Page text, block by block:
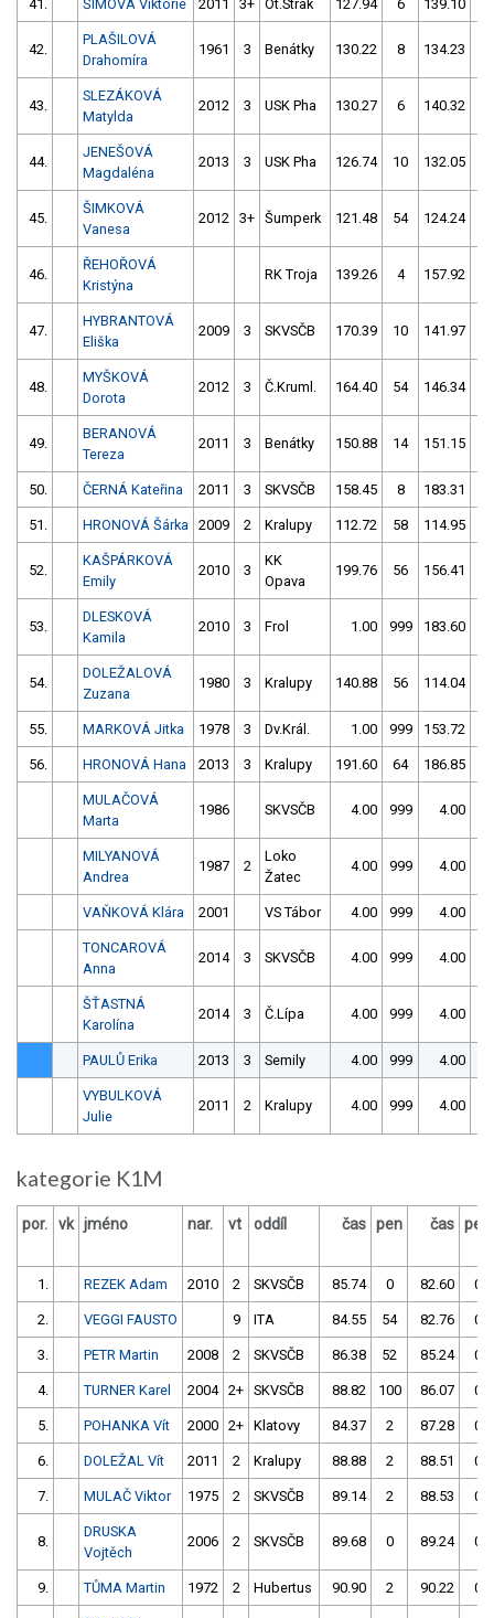
41. ŠÍMOVÁ Viktorie 2011 3+ Ot.Strak 127.94 6 139.10
42.
PLAŠILOVÁ
Drahomíra
1961 3 Benátky 130.22 8 134.23
43.
SLEZÁKOVÁ
Matylda
2012 3 USK Pha 130.27 6 140.32
44.
JENEŠOVÁ
Magdaléna
2013 3 USK Pha 126.74 10 132.05
45.
ŠIMKOVÁ
Vanesa
2012 3+ Šumperk 121.48 54 124.24
46.
ŘEHOŘOVÁ
Kristýna
RK Troja 139.26 4 157.92
47.
HYBRANTOVÁ
Eliška
2009 3 SKVSČB 170.39 10 141.97
48.
MYŠKOVÁ
Dorota
2012 3 Č.Kruml. 164.40 54 146.34
49.
BERANOVÁ
Tereza
2011 3 Benátky 150.88 14 151.15
50. ČERNÁ Kateřina 2011 3 SKVSČB 158.45 8 183.31
51. HRONOVÁ Šárka 2009 2 Kralupy 112.72 58 114.95
52.
KAŠPÁRKOVÁ
Emily
2010 3
KK
Opava
199.76 56 156.41
53.
DLESKOVÁ
Kamila
2010 3 Frol 1.00 999 183.60
54.
DOLEŽALOVÁ
Zuzana
1980 3 Kralupy 140.88 56 114.04
55. MARKOVÁ Jitka 1978 3 Dv.Král. 1.00 999 153.72
56. HRONOVÁ Hana 2013 3 Kralupy 191.60 64 186.85
MULAČOVÁ
Marta
1986 SKVSČB 4.00 999 4.00
MILYANOVÁ
Andrea
1987 2
Loko
Žatec
4.00 999 4.00
VAŇKOVÁ Klára 2001 VS Tábor 4.00 999 4.00
TONCAROVÁ
Anna
2014 3 SKVSČB 4.00 999 4.00
ŠŤASTNÁ
Karolína
2014 3 Č.Lípa 4.00 999 4.00
PAULŮ Erika 2013 3 Semily 4.00 999 4.00
VYBULKOVÁ
Julie
2011 2 Kralupy 4.00 999 4.00
kategorie K1M
por. vk jméno nar. vt oddíl čas pen čas pen
1. REZEK Adam 2010 2 SKVSČB 85.74 0 82.60 0
2. VEGGI FAUSTO 9 ITA 84.55 54 82.76 0
3. PETR Martin 2008 2 SKVSČB 86.38 52 85.24 0
4. TURNER Karel 2004 2+ SKVSČB 88.82 100 86.07 0
5. POHANKA Vít 2000 2+ Klatovy 84.37 2 87.28 0
6. DOLEŽAL Vít 2011 2 Kralupy 88.88 2 88.51 0
7. MULAČ Viktor 1975 2 SKVSČB 89.14 2 88.53 0
8.
DRUSKA
Vojtěch
2006 2 SKVSČB 89.68 0 89.24 0
9. TŮMA Martin 1972 2 Hubertus 90.90 2 90.22 0